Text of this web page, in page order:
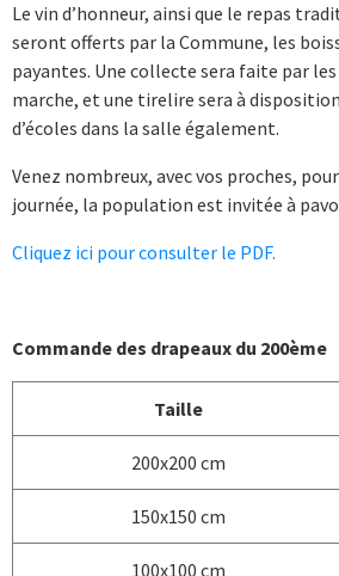
Le vin d’honneur, ainsi que le repas
seront offerts par la Commune, les
payantes. Une collecte sera faite par
marche, et une tirelire sera à
d’écoles dans la salle également.
Venez nombreux, avec vos proches,
journée, la population est invitée à
Cliquez ici pour consulter le PDF.
Commande des drapeaux du 200ème
Taille
200x200 cm
150x150 cm
100x100 cm